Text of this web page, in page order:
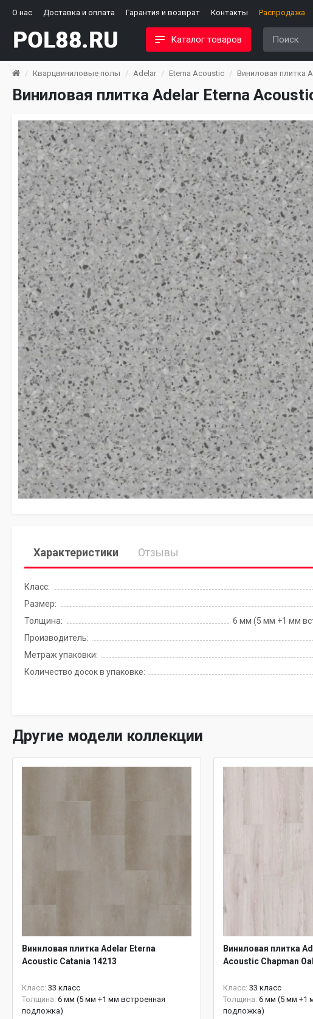
О нас Доставка и оплата Гарантия и возврат Контакты Распродажа
Каталог товаров
Кварцвиниловые полы Adelar Eterna Acoustic Виниловая плитка
Виниловая плитка Adelar Eterna
Характеристики Отзывы
Класс:
Размер:
Толщина:
6 мм (5
Производитель:
Метраж упаковки:
Количество досок в упаковке:
Другие модели коллекции
Виниловая плитка Adelar Eterna
Acoustic Catania 14213
Класс: 33 класс
Толщина: 6 мм (5 мм +1 мм встроенная
подложка)
Виниловая плитка
Acoustic Chapman
Класс: 33 класс
Толщина: 6 мм (5 мм +1
подложка)